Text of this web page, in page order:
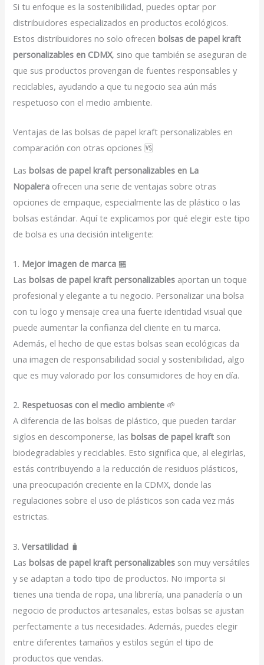
Si tu enfoque es la sostenibilidad, puedes optar por
distribuidores especializados en productos ecológicos.
Estos distribuidores no solo ofrecenbolsas de papel kraft
personalizables en CDMX, sino que también se aseguran de
que sus productos provengan de fuentes responsables y
reciclables, ayudando a que tu negocio sea aún más
respetuoso con el medio ambiente.
Ventajas de las bolsas de papel kraft personalizables en
comparación con otras opciones 🆚
Lasbolsas de papel kraft personalizables en La
Nopalera ofrecen una serie de ventajas sobre otras
opciones de empaque, especialmente las de plástico o las
bolsas estándar. Aquí te explicamos por qué elegir este tipo
de bolsa es una decisión inteligente:
1. Mejor imagen de marca 🏪
Lasbolsas de papel kraft personalizables aportan un toque
profesional y elegante a tu negocio. Personalizar una bolsa
con tu logo y mensaje crea una fuerte identidad visual que
puede aumentar la confianza del cliente en tu marca.
Además, el hecho de que estas bolsas sean ecológicas da
una imagen de responsabilidad social y sostenibilidad, algo
que es muy valorado por los consumidores de hoy en día.
2. Respetuosas con el medio ambiente 🌱
A diferencia de las bolsas de plástico, que pueden tardar
siglos en descomponerse, lasbolsas de papel kraft son
biodegradables y reciclables. Esto significa que, al elegirlas,
estás contribuyendo a la reducción de residuos plásticos,
una preocupación creciente en la CDMX, donde las
regulaciones sobre el uso de plásticos son cada vez más
estrictas.
3.Versatilidad 🧳
Lasbolsas de papel kraft personalizables son muy versátiles
y se adaptan a todo tipo de productos. No importa si
tienes una tienda de ropa, una librería, una panadería o un
negocio de productos artesanales, estas bolsas se ajustan
perfectamente a tus necesidades. Además, puedes elegir
entre diferentes tamaños y estilos según el tipo de
productos que vendas.